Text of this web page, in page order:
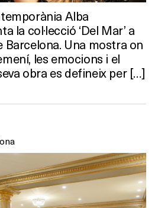
Alba
la col·lecció ‘Del Mar’ a
Barcelona. Una mostra on
les emocions i el
obra es defineix per […]